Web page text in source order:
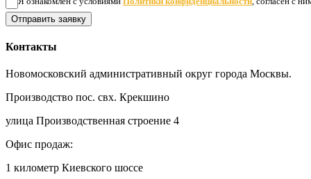
Отправить заявку
Контакты
Новомосковский административный округ города Москвы.
Производство пос. свх. Крекшино
улица Производственная строение 4
Офис продаж:
1 километр Киевского шоссе